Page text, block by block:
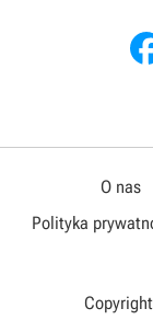
O nas
Polityka